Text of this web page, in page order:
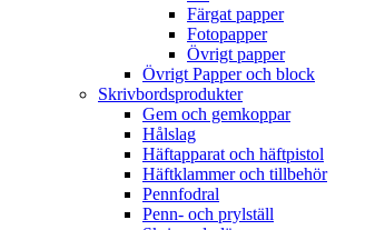
Färgat papper
Fotopapper
Övrigt papper
Övrigt Papper och block
Skrivbordsprodukter
Gem och gemkoppar
Hålslag
Häftapparat och häftpistol
Häftklammer och tillbehör
Pennfodral
Penn- och prylställ